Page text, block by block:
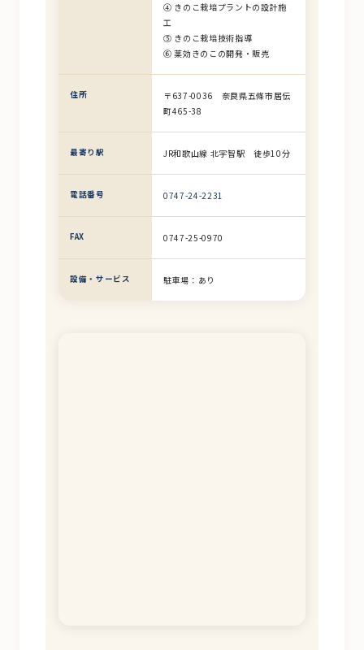
④ きのこ栽培プラントの設計施
工
⑤ きのこ栽培技術指導
⑥ 薬効きのこの開発・販売
住所
〒637-0036 奈良県五條市居伝
町465-38
最寄り駅 JR和歌山線 北宇智駅 徒歩10分
電話番号 0747-24-2231
FAX 0747-25-0970
設備・サービス 駐車場：あり